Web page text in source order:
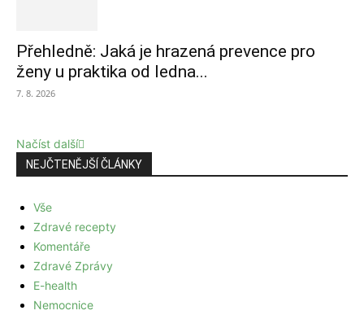
Přehledně: Jaká je hrazená prevence pro
ženy u praktika od ledna...
7. 8. 2026
Načíst další
NEJČTENĚJŠÍ ČLÁNKY
Vše
Zdravé recepty
Komentáře
Zdravé Zprávy
E-health
Nemocnice